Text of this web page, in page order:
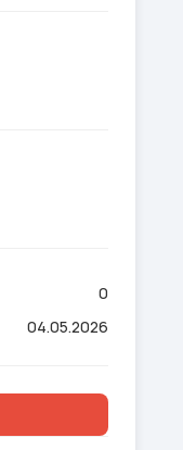
0
04.05.2026